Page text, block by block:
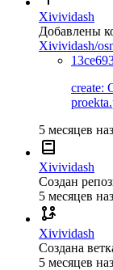
Xivividash
Добавлены
Xivividash/
create:
5 месяцев
Xivividash
Создан
5 месяцев
Xivividash
Создана
5 месяцев